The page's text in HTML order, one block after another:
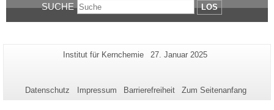
SUCHE LOS
Zusätzliche
dieser
Seiten-
Institut für Kernchemie
Letzte
27. Januar 2025
Datenschutz Impressum Barrierefreiheit Zum Seitenanfang